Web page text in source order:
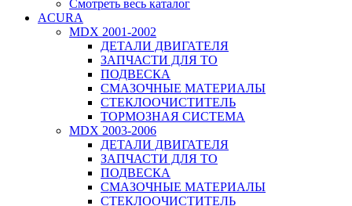
Смотреть весь каталог
ACURA
MDX 2001-2002
ДЕТАЛИ ДВИГАТЕЛЯ
ЗАПЧАСТИ ДЛЯ ТО
ПОДВЕСКА
СМАЗОЧНЫЕ МАТЕРИАЛЫ
СТЕКЛООЧИСТИТЕЛЬ
ТОРМОЗНАЯ СИСТЕМА
MDX 2003-2006
ДЕТАЛИ ДВИГАТЕЛЯ
ЗАПЧАСТИ ДЛЯ ТО
ПОДВЕСКА
СМАЗОЧНЫЕ МАТЕРИАЛЫ
СТЕКЛООЧИСТИТЕЛЬ